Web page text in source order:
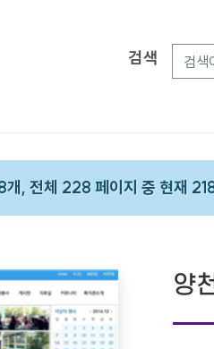
검색
, 전체 228 페이지 중 현재
양